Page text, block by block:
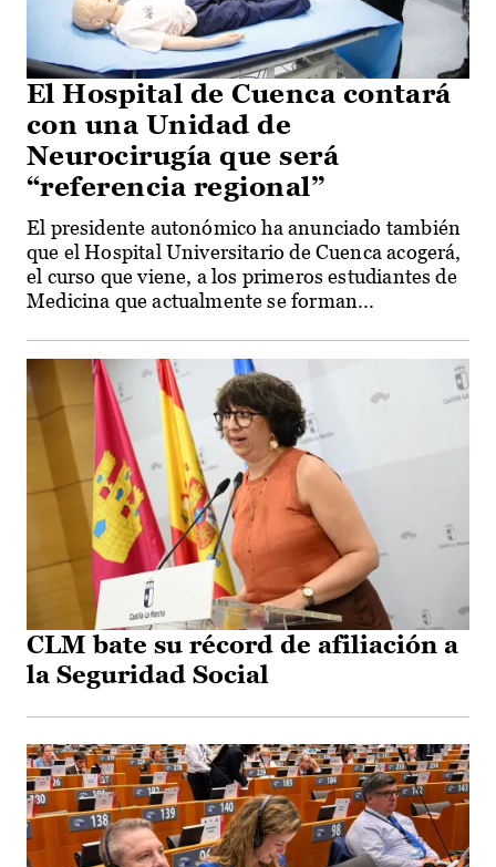
El Hospital de Cuenca contará
con una Unidad de
Neurocirugía que será
“referencia regional”
El presidente autonómico ha anunciado también
que el Hospital Universitario de Cuenca acogerá,
el curso que viene, a los primeros estudiantes de
Medicina que actualmente se forman...
CLM bate su récord de afiliación a
la Seguridad Social